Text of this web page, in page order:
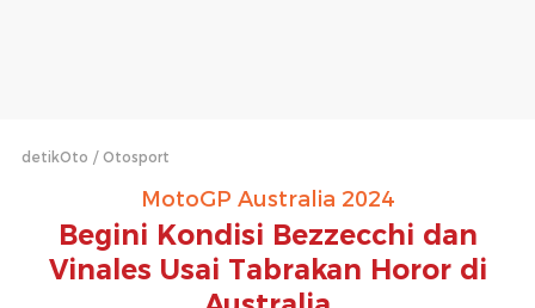
detikOto Otosport
MotoGP Australia 2024
Begini Kondisi Bezzecchi dan
Vinales Usai Tabrakan Horor di